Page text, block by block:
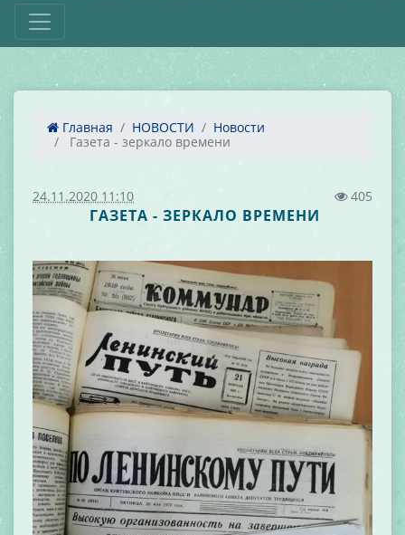
Главная НОВОСТИ
Новости
Газета - зеркало времени
24.11.2020 11:10 405
ГАЗЕТА - ЗЕРКАЛО ВРЕМЕНИ